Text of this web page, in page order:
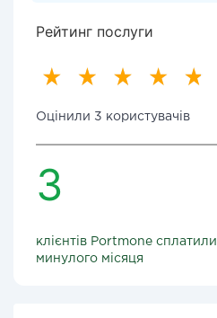
Рейтинг послуги
Оцінили 3 користувачів
3
клієнтів Portmone сплатили
минулого місяця